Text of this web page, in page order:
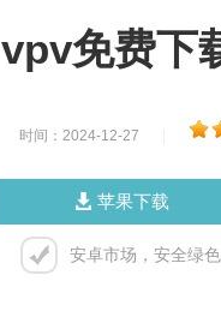
vpv免费下
时间：2024-12-27
苹果下载
安卓市场，安全绿色